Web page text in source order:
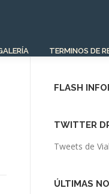
TERMINOS DE
FLASH
TWITTER
Tweets de
ÚLTIMAS